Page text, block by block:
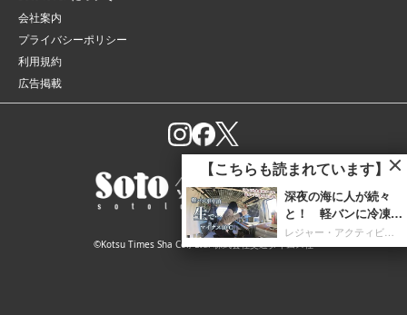
【こちらも読まれています】
深夜の海に人が続々
と！ 軽バンに冷凍庫
を携え「朝4時までホ
タルイカ掬い」の奮闘
会社案内
プライバシーポリシー
利用規約
広告掲載
©Kotsu Times Sha Co., Ltd. 株式会社交通タイムス社